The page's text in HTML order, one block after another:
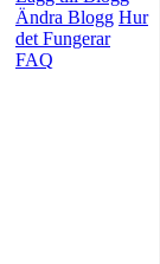
Ändra Blogg Hur
det Fungerar
FAQ